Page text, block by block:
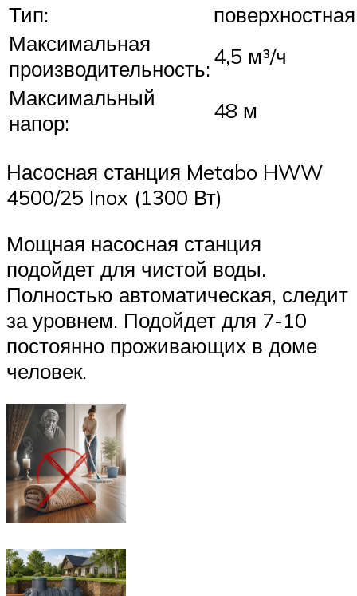
Тип:
поверхностная
Максимальная
производительность:4,5 м³/ч
Максимальный
напор:
48 м
Насосная станция Metabo HWW
4500/25 Inox (1300 Вт)
Мощная насосная станция
подойдет для чистой воды.
Полностью автоматическая, следит
за уровнем. Подойдет для 7-10
постоянно проживающих в доме
человек.